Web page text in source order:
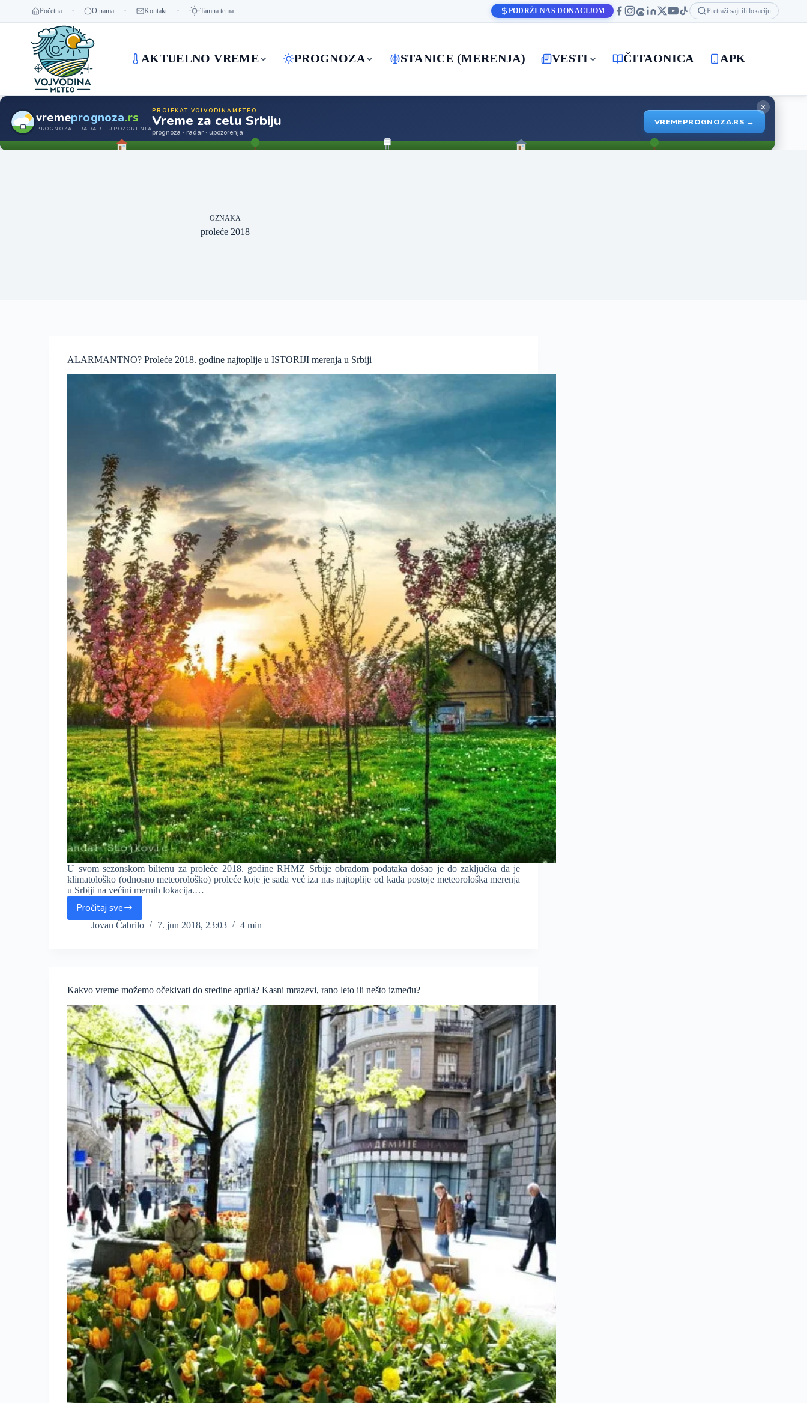
Početna O nama Kontakt Tamna tema PODRŽI NAS DONACIJOM Pretraži sajt ili lokaciju
AKTUELNO VREME PROGNOZA STANICE (MERENJA) VESTI ČITAONICA APK
vremeprognoza.rs
PROGNOZA · RADAR · UPOZORENJA
PROJEKAT VOJVODINAMETEO
Vreme za celu Srbiju
prognoza · radar · upozorenja
VREMEPROGNOZA.RS →
×
OZNAKA
proleće 2018
ALARMANTNO? Proleće 2018. godine najtoplije u ISTORIJI merenja u Srbiji
U svom sezonskom biltenu za proleće 2018. godine RHMZ Srbije obradom podataka došao je do zaključka da je
klimatološko (odnosno meteorološko) proleće koje je sada već iza nas najtoplije od kada postoje meteorološka merenja
u Srbiji na većini mernih lokacija.…
Pročitaj sveALARMANTNO?
Proleće
ISTORIJI
merenja
u
Srbiji
Jovan Čabrilo 7. jun 2018, 23:03 4 min
Kakvo vreme možemo očekivati do sredine aprila? Kasni mrazevi, rano leto ili nešto između?